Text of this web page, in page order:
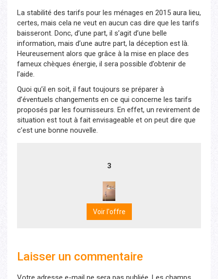
La stabilité des tarifs pour les ménages en 2015 aura lieu,
certes, mais cela ne veut en aucun cas dire que les tarifs
baisseront. Donc, d’une part, il s’agit d’une belle
information, mais d’une autre part, la déception est là.
Heureusement alors que grâce à la mise en place des
fameux chèques énergie, il sera possible d’obtenir de
l’aide.
Quoi qu’il en soit, il faut toujours se préparer à
d’éventuels changements en ce qui concerne les tarifs
proposés par les fournisseurs. En effet, un revirement de
situation est tout à fait envisageable et on peut dire que
c’est une bonne nouvelle.
3
Voir l'offre
Laisser un commentaire